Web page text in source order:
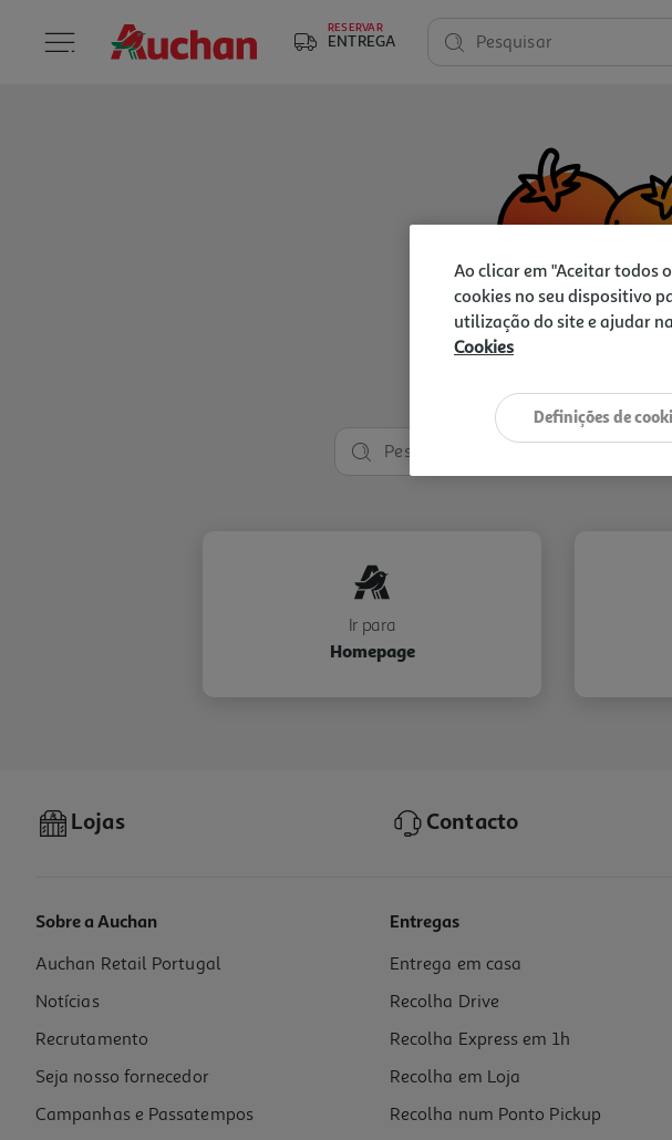
RESERVAR
ENTREGA Pesquisar
Ir para
Homepage
Lojas Contacto
Sobre a Auchan
Auchan Retail Portugal
Notícias
Recrutamento
Seja nosso fornecedor
Campanhas e Passatempos
Entregas
Entrega em casa
Recolha Drive
Recolha Express em 1h
Recolha em Loja
Recolha num Ponto Pickup
Ao clicar em "Aceitar todos
cookies no seu dispositivo
utilização do site e ajudar
Cookies
Definições de